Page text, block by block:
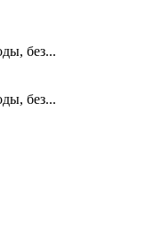
без...
без...